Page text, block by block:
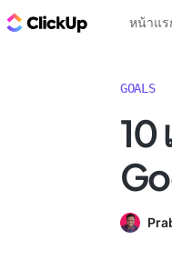
บล็อกหน้าแร
GOALS
10